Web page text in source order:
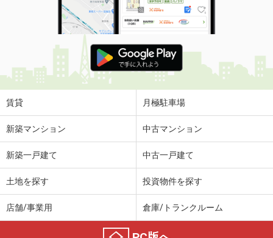
賃貸 月極駐車場
新築マンション 中古マンション
新築一戸建て 中古一戸建て
土地を探す 投資物件を探す
店舗/事業用 倉庫/トランクルーム